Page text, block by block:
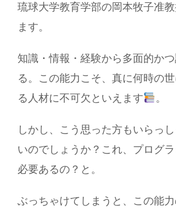
琉球大学教育学部の岡本牧子准
ます。
知識・情報・経験から多面的かつ
る。この能力こそ、真に何時の
る人材に不可欠といえます
。
しかし、こう思った方もいらっ
いのでしょうか？これ、プログ
必要あるの？と。
ぶっちゃけてしまうと、 この能